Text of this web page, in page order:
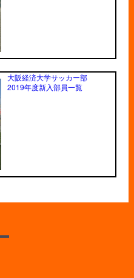
大阪経済大学サッカー部
2019年度新入部員一覧